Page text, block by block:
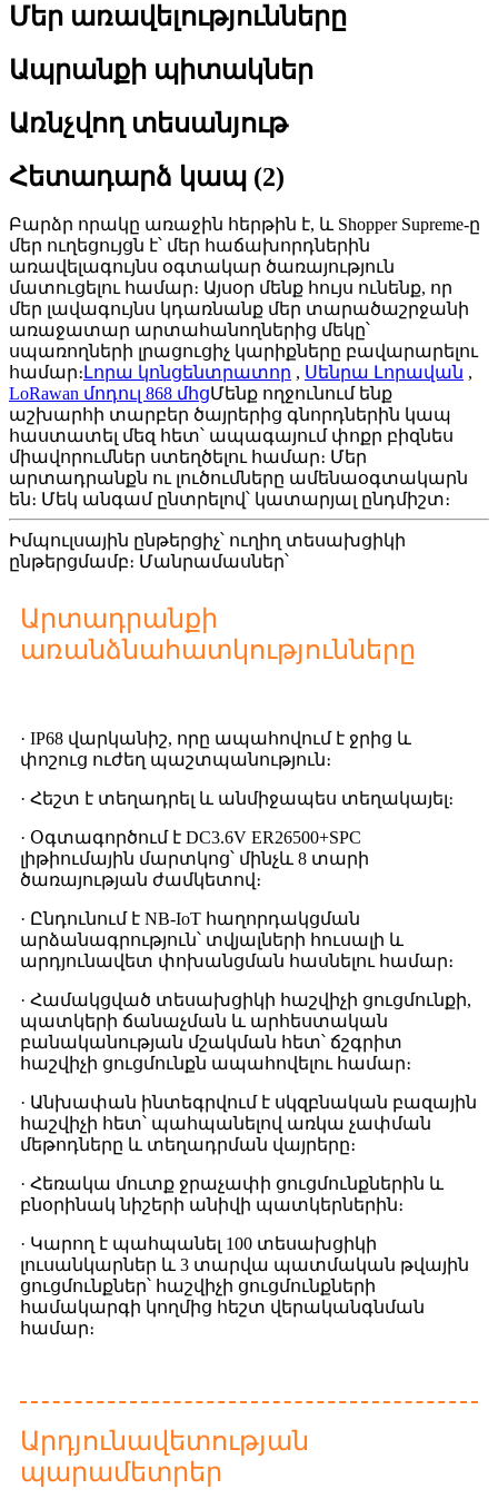
Մեր առավելությունները
Ապրանքի պիտակներ
Առնչվող տեսանյութ
Հետադարձ կապ (2)
Բարձր որակը առաջին հերթին է, և Shopper Supreme-ը
մեր ուղեցույցն է՝ մեր հաճախորդներին
առավելագույնս օգտակար ծառայություն
մատուցելու համար։ Այսօր մենք հույս ունենք, որ
մեր լավագույնս կդառնանք մեր տարածաշրջանի
առաջատար արտահանողներից մեկը՝
սպառողների լրացուցիչ կարիքները բավարարելու
համար։Լորա կոնցենտրատոր , Սենրա Լորավան ,
LoRawan մոդուլ 868 մհցՄենք ողջունում ենք
աշխարհի տարբեր ծայրերից գնորդներին կապ
հաստատել մեզ հետ՝ ապագայում փոքր բիզնես
միավորումներ ստեղծելու համար։ Մեր
արտադրանքն ու լուծումները ամենաօգտակարն
են։ Մեկ անգամ ընտրելով՝ կատարյալ ընդմիշտ։
Իմպուլսային ընթերցիչ՝ ուղիղ տեսախցիկի
ընթերցմամբ։ Մանրամասներ՝
Արտադրանքի
առանձնահատկությունները
· IP68 վարկանիշ, որը ապահովում է ջրից և
փոշուց ուժեղ պաշտպանություն։
· Հեշտ է տեղադրել և անմիջապես տեղակայել։
· Օգտագործում է DC3.6V ER26500+SPC
լիթիումային մարտկոց՝ մինչև 8 տարի
ծառայության ժամկետով։
· Ընդունում է NB-IoT հաղորդակցման
արձանագրություն՝ տվյալների հուսալի և
արդյունավետ փոխանցման հասնելու համար։
· Համակցված տեսախցիկի հաշվիչի ցուցմունքի,
պատկերի ճանաչման և արհեստական ​​
բանականության մշակման հետ՝ ճշգրիտ
հաշվիչի ցուցմունքն ապահովելու համար։
· Անխափան ինտեգրվում է սկզբնական բազային
հաշվիչի հետ՝ պահպանելով առկա չափման
մեթոդները և տեղադրման վայրերը։
· Հեռակա մուտք ջրաչափի ցուցմունքներին և
բնօրինակ նիշերի անիվի պատկերներին։
· Կարող է պահպանել 100 տեսախցիկի
լուսանկարներ և 3 տարվա պատմական թվային
ցուցմունքներ՝ հաշվիչի ցուցմունքների
համակարգի կողմից հեշտ վերականգնման
համար։
Արդյունավետության
պարամետրեր